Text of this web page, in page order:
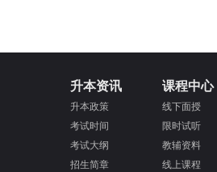
升本资讯
升本政策
考试时间
考试大纲
招生简章
课程中心
线下面授
限时试听
教辅资料
线上课程